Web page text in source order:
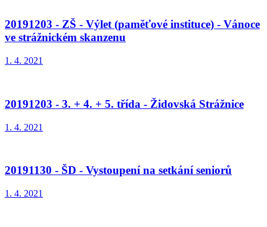
20191203 - ZŠ - Výlet (paměťové instituce) - Vánoce
ve strážnickém skanzenu
1. 4. 2021
20191203 - 3. + 4. + 5. třída - Židovská Strážnice
1. 4. 2021
20191130 - ŠD - Vystoupení na setkání seniorů
1. 4. 2021